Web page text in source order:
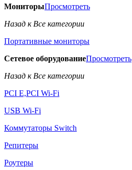
МониторыПросмотреть
Назад к Все категории
Портативные мониторы
Сетевое оборудованиеПросмотреть
Назад к Все категории
PCI E,PCI Wi-Fi
USB Wi-Fi
Коммутаторы Switch
Репитеры
Роутеры